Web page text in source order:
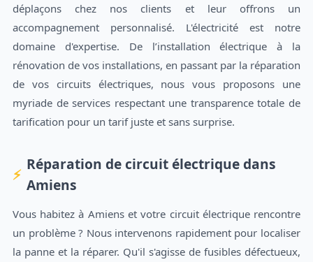
déplaçons chez nos clients et leur offrons un
accompagnement personnalisé. L'électricité est notre
domaine d'expertise. De l’installation électrique à la
rénovation de vos installations, en passant par la réparation
de vos circuits électriques, nous vous proposons une
myriade de services respectant une transparence totale de
tarification pour un tarif juste et sans surprise.
Réparation de circuit électrique dans
Amiens
Vous habitez à Amiens et votre circuit électrique rencontre
un problème ? Nous intervenons rapidement pour localiser
la panne et la réparer. Qu'il s'agisse de fusibles défectueux,